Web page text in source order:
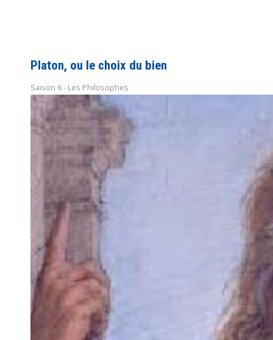
Platon, ou le choix du bien
Saison 6 - Les Philosophes